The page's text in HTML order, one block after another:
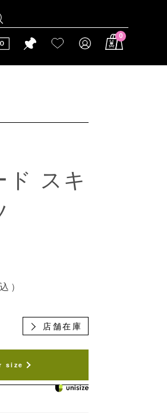
0
0
ド スキ
）
店舗在庫
size